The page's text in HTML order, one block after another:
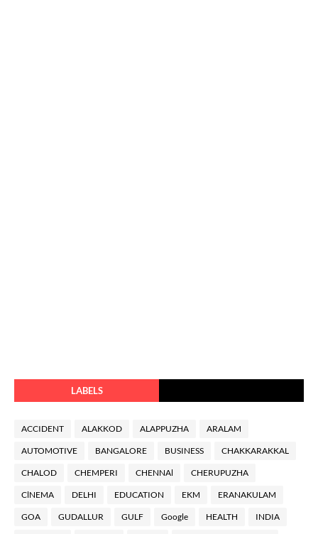
LABELS
ACCIDENT ALAKKOD ALAPPUZHA ARALAM
AUTOMOTIVE BANGALORE BUSINESS CHAKKARAKKAL
CHALOD CHEMPERI CHENNAl CHERUPUZHA
ClNEMA DELHI EDUCATION EKM ERANAKULAM
GOA GUDALLUR GULF Google HEALTH INDIA